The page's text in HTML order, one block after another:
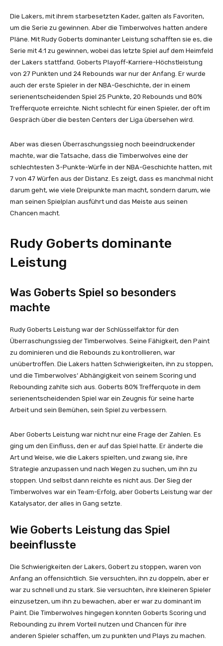
Die Lakers, mit ihrem starbesetzten Kader, galten als Favoriten,
um die Serie zu gewinnen. Aber die Timberwolves hatten andere
Pläne. Mit Rudy Goberts dominanter Leistung schafften sie es, die
Serie mit 4:1 zu gewinnen, wobei das letzte Spiel auf dem Heimfeld
der Lakers stattfand. Goberts Playoff-Karriere-Höchstleistung
von 27 Punkten und 24 Rebounds war nur der Anfang. Er wurde
auch der erste Spieler in der NBA-Geschichte, der in einem
serienentscheidenden Spiel 25 Punkte, 20 Rebounds und 80%
Trefferquote erreichte. Nicht schlecht für einen Spieler, der oft im
Gespräch über die besten Centers der Liga übersehen wird.
Aber was diesen Überraschungssieg noch beeindruckender
machte, war die Tatsache, dass die Timberwolves eine der
schlechtesten 3-Punkte-Würfe in der NBA-Geschichte hatten, mit
7 von 47 Würfen aus der Distanz. Es zeigt, dass es manchmal nicht
darum geht, wie viele Dreipunkte man macht, sondern darum, wie
man seinen Spielplan ausführt und das Meiste aus seinen
Chancen macht.
Rudy Goberts dominante
Leistung
Was Goberts Spiel so besonders
machte
Rudy Goberts Leistung war der Schlüsselfaktor für den
Überraschungssieg der Timberwolves. Seine Fähigkeit, den Paint
zu dominieren und die Rebounds zu kontrollieren, war
unübertroffen. Die Lakers hatten Schwierigkeiten, ihn zu stoppen,
und die Timberwolves‘ Abhängigkeit von seinem Scoring und
Rebounding zahlte sich aus. Goberts 80% Trefferquote in dem
serienentscheidenden Spiel war ein Zeugnis für seine harte
Arbeit und sein Bemühen, sein Spiel zu verbessern.
Aber Goberts Leistung war nicht nur eine Frage der Zahlen. Es
ging um den Einfluss, den er auf das Spiel hatte. Er änderte die
Art und Weise, wie die Lakers spielten, und zwang sie, ihre
Strategie anzupassen und nach Wegen zu suchen, um ihn zu
stoppen. Und selbst dann reichte es nicht aus. Der Sieg der
Timberwolves war ein Team-Erfolg, aber Goberts Leistung war der
Katalysator, der alles in Gang setzte.
Wie Goberts Leistung das Spiel
beeinflusste
Die Schwierigkeiten der Lakers, Gobert zu stoppen, waren von
Anfang an offensichtlich. Sie versuchten, ihn zu doppeln, aber er
war zu schnell und zu stark. Sie versuchten, ihre kleineren Spieler
einzusetzen, um ihn zu bewachen, aber er war zu dominant im
Paint. Die Timberwolves hingegen konnten Goberts Scoring und
Rebounding zu ihrem Vorteil nutzen und Chancen für ihre
anderen Spieler schaffen, um zu punkten und Plays zu machen.